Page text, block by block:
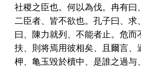
社稷之臣也。何以為伐。冉有曰
二臣者、皆不欲也。孔子曰、求
曰、陳力就列、不能者止。危而
扶、則将焉用彼相矣、且爾言、
柙、亀玉毀於櫝中、是誰之過与